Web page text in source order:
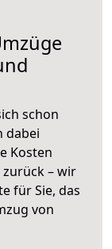
schon
dabei
Kosten
zurück – wir
für Sie, das
von